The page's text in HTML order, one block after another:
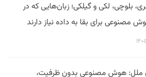
بلوچی، لکی و گیلکی؛ زبان‌هایی که در
مصنوعی برای بقا به داده نیاز دارند
ملل: هوش مصنوعی بدون ظرفیت،